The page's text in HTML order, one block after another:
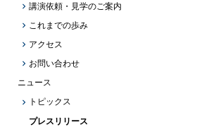
講演依頼・見学のご案内
これまでの歩み
アクセス
お問い合わせ
ニュース
トピックス
プレスリリース